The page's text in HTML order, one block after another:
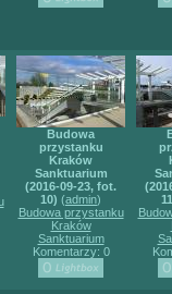
Budowa
przystanku
Kraków
Sanktuarium
(2016-09-23, fot.
10) (admin)
Budowa przystanku
Kraków
Sanktuarium
Komentarzy: 0